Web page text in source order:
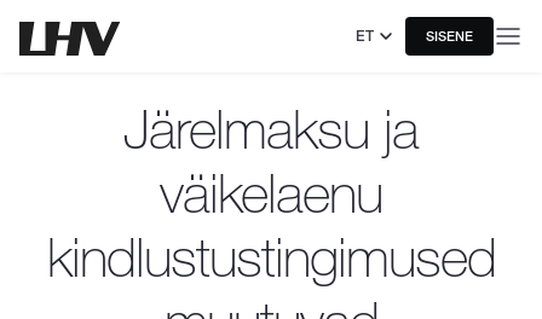
ET SISENE
Järelmaksu ja
väikelaenu
kindlustustingimused